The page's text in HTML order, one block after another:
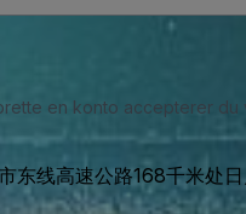
en konto accepterer du
东线高速公路168千米处